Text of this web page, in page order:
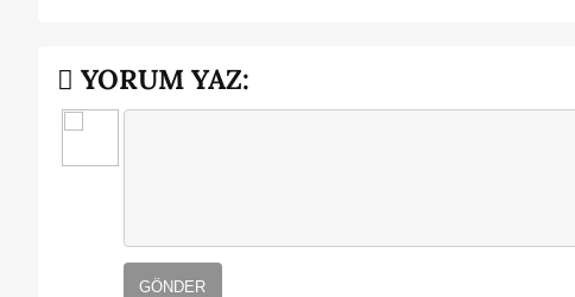
YORUM YAZ:
GÖNDER